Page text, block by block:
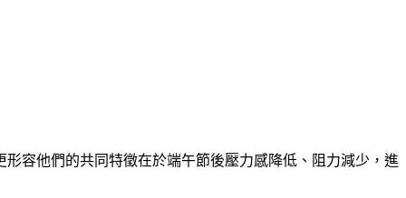
容他們的共同特徵在於端午節後壓力感降低、阻力減少，進